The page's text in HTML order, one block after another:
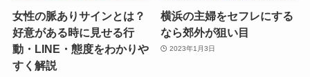
女性の脈ありサインとは？
好意がある時に見せる行
動・LINE・態度をわかりや
すく解説
横浜の主婦をセフレにする
なら郊外が狙い目
2023年1月3日